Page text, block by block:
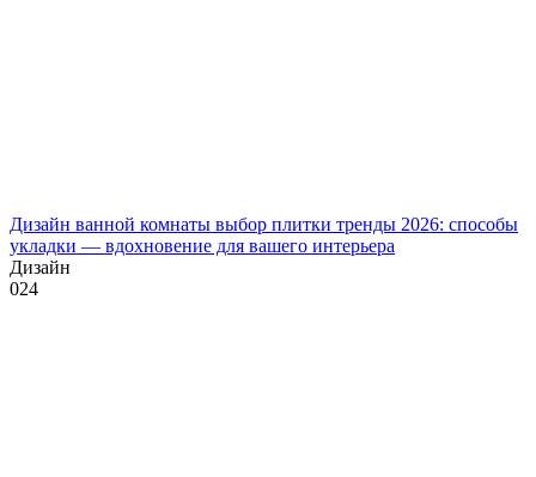
Дизайн ванной комнаты выбор плитки тренды 2026: способы
укладки — вдохновение для вашего интерьера
Дизайн
024